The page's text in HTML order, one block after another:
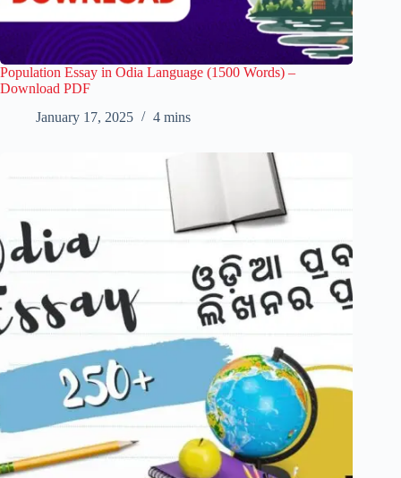
Population Essay in Odia Language (1500 Words) –
Download PDF
January 17, 2025
4 mins